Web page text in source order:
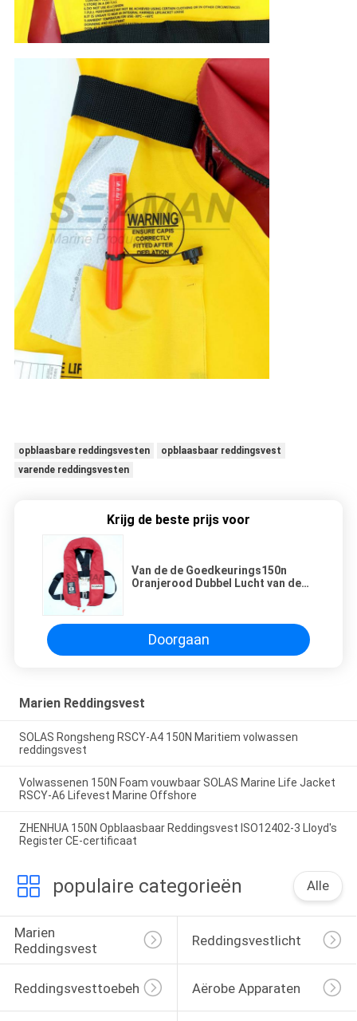
opblaasbare reddingsvesten
opblaasbaar reddingsvest
varende reddingsvesten
Krijg de beste prijs voor
Van de de Goedkeurings150n
Oranjerood Dubbel Lucht van de
Doorgaan
Marien Reddingsvest
SOLAS Rongsheng RSCY-A4 150N Maritiem volwassen
reddingsvest
Volwassenen 150N Foam vouwbaar SOLAS Marine Life Jacket
RSCY-A6 Lifevest Marine Offshore
ZHENHUA 150N Opblaasbaar Reddingsvest ISO12402-3 Lloyd's
Register CE-certificaat
populaire categorieën Alle
Marien
Reddingsvest
Reddingsvestlicht
Reddingsvesttoebehoren Aërobe Apparaten